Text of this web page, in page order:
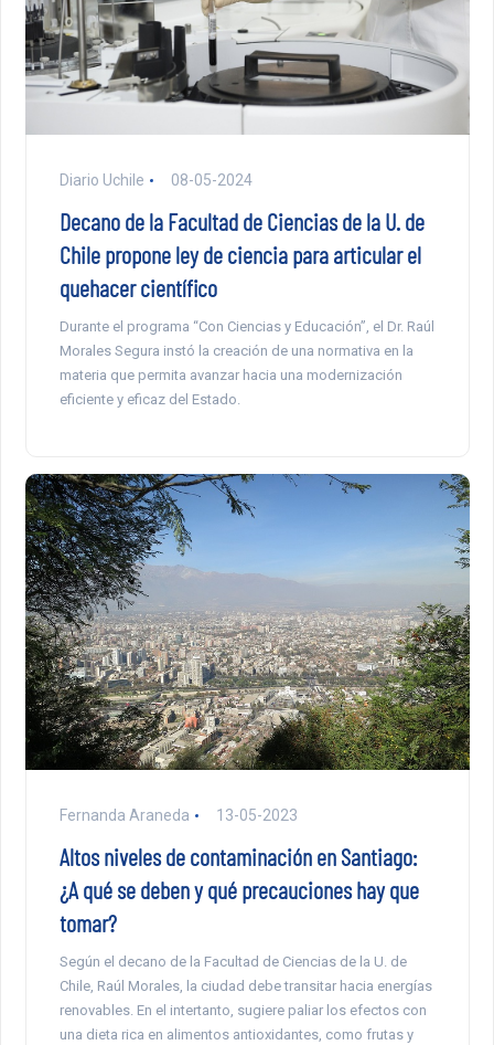
Diario Uchile 08-05-2024
Decano de la Facultad de Ciencias de la U. de
Chile propone ley de ciencia para articular el
quehacer científico
Durante el programa “Con Ciencias y Educación”, el Dr. Raúl
Morales Segura instó la creación de una normativa en la
materia que permita avanzar hacia una modernización
eficiente y eficaz del Estado.
Fernanda Araneda 13-05-2023
Altos niveles de contaminación en Santiago:
¿A qué se deben y qué precauciones hay que
tomar?
Según el decano de la Facultad de Ciencias de la U. de
Chile, Raúl Morales, la ciudad debe transitar hacia energías
renovables. En el intertanto, sugiere paliar los efectos con
una dieta rica en alimentos antioxidantes, como frutas y